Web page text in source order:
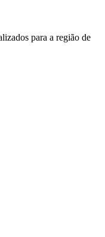
para a região de